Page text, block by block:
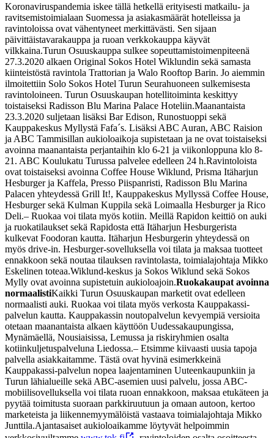
Koronaviruspandemia iskee tällä hetkellä erityisesti matkailu- ja
ravitsemistoimialaan Suomessa ja asiakasmäärät hotelleissa ja
ravintoloissa ovat vähentyneet merkittävästi. Sen sijaan
päivittäistavarakauppa ja ruoan verkkokauppa käyvät
vilkkaina.Turun Osuuskauppa sulkee sopeuttamistoimenpiteenä
27.3.2020 alkaen Original Sokos Hotel Wiklundin sekä samasta
kiinteistöstä ravintola Trattorian ja Walo Rooftop Barin. Jo aiemmin
ilmoitettiin Solo Sokos Hotel Turun Seurahuoneen sulkemisesta
ravintoloineen. Turun Osuuskaupan hotellitoiminta keskittyy
toistaiseksi Radisson Blu Marina Palace Hoteliin.Maanantaista
23.3.2020 suljetaan lisäksi Bar Edison, Runostuoppi sekä
Kauppakeskus Myllystä Fafa´s. Lisäksi ABC Auran, ABC Raision
ja ABC Tammisillan aukioloaikoja supistetaan ja ne ovat toistaiseksi
avoinna maanantaista perjantaihin klo 6-21 ja viikonloppuna klo 8-
21. ABC Koulukatu Turussa palvelee edelleen 24 h.Ravintoloista
ovat toistaiseksi avoinna Coffee House Wiklund, Prisma Itäharjun
Hesburger ja Kaffela, Presso Piispanristi, Radisson Blu Marina
Palacen yhteydessä Grill It!, Kauppakeskus Myllyssä Coffee House,
Hesburger sekä Kulman Kuppila sekä Loimaalla Hesburger ja Rico
Deli.– Ruokaa voi tilata myös kotiin. Meillä Rapidon keittiö on auki
ja ruokatilaukset sekä Rapidosta että Itäharjun Hesburgerista
kulkevat Foodoran kautta. Itäharjun Hesburgerin yhteydessä on
myös drive-in. Hesburger-sovelluksella voi tilata ja maksaa tuotteet
ennakkoon sekä noutaa tilauksen ravintolasta, toimialajohtaja Mikko
Eskelinen toteaa.Wiklund-keskus ja Sokos Wiklund sekä Sokos
Mylly ovat avoinna supistetuin aukioloajoin.Ruokakaupat avoinna
normaalistiKaikki Turun Osuuskaupan marketit ovat edelleen
normaalisti auki. Ruokaa voi tilata myös verkosta Kauppakassi-
palvelun kautta. Kauppakassin noutopalvelun kevyempiä versioita
otetaan maanantaista alkaen käyttöön Uudessakaupungissa,
Mynämäellä, Nousiaisissa, Lemussa ja riskiryhmien osalta
kotiinkuljetuspalveluna Liedossa.– Etsimme kiivaasti uusia tapoja
palvella asiakkaitamme. Tästä ovat hyvinä esimerkkeinä
Kauppakassi-palvelun nopea laajentaminen Uuteenkaupunkiin ja
Turun lähialueille sekä ABC-asemien uusi palvelu, jossa ABC-
mobiilisovelluksella voi tilata ruoan ennakkoon, maksaa etukäteen ja
pyytää toimitusta suoraan parkkiruutuun ja omaan autoon, kertoo
marketeista ja liikennemyymälöistä vastaava toimialajohtaja Mikko
Junttila.Ajantasaiset aukioloaikamme löytyvät helpoimmin